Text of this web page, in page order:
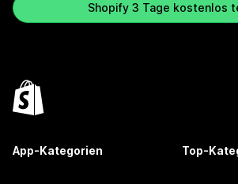
Shopify 3 Tage kostenlos
App-Kategorien Top-